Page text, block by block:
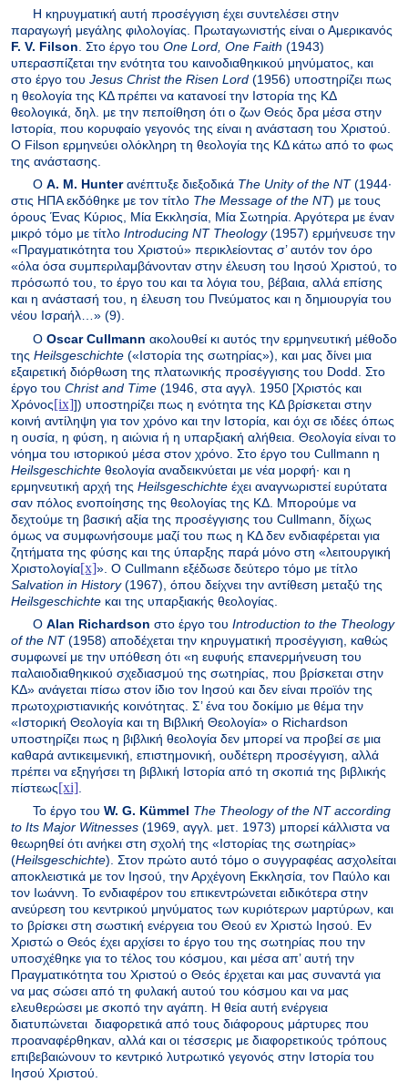
Η κηρυγματική αυτή προσέγγιση έχει συντελέσει στην
παραγωγή μεγάλης φιλολογίας. Πρωταγωνιστής είναι ο Αμερικανός
F. V. Filson. Στο έργο του One Lord, One Faith (1943)
υπερασπίζεται την ενότητα του καινοδιαθηκικού μηνύματος, και
στο έργο του Jesus Christ the Risen Lord (1956) υποστηρίζει πως
η θεολογία της ΚΔ πρέπει να κατανοεί την Ιστορία της ΚΔ
θεολογικά, δηλ. με την πεποίθηση ότι ο ζων Θεός δρα μέσα στην
Ιστορία, που κορυφαίο γεγονός της είναι η ανάσταση του Χριστού.
Ο Filson ερμηνεύει ολόκληρη τη θεολογία της ΚΔ κάτω από το φως
της ανάστασης.
Ο A. M. Hunterανέπτυξε διεξοδικά The Unity of the NT(1944·
στις ΗΠΑ εκδόθηκε με τον τίτλο The Message of the NT) με τους
όρους Ένας Κύριος, Μία Εκκλησία, Μία Σωτηρία. Αργότερα με έναν
μικρό τόμο με τίτλο Introducing NT Theology(1957) ερμήνευσε την
«Πραγματικότητα του Χριστού» περικλείοντας σ’ αυτόν τον όρο
«όλα όσα συμπεριλαμβάνονταν στην έλευση του Ιησού Χριστού, το
πρόσωπό του, το έργο του και τα λόγια του, βέβαια, αλλά επίσης
και η ανάστασή του, η έλευση του Πνεύματος και η δημιουργία του
νέου Ισραήλ…» (9).
Ο Oscar Cullmann ακολουθεί κι αυτός την ερμηνευτική μέθοδο
της Heilsgeschichte («Ιστορία της σωτηρίας»), και μας δίνει μια
εξαιρετική διόρθωση της πλατωνικής προσέγγισης του Dodd . Στο
έργο του Christ and Time (1946, στα αγγλ. 1950 [Χριστός και
Χρόνος[ix]]) υποστηρίζει πως η ενότητα της ΚΔ βρίσκεται στην
κοινή αντίληψη για τον χρόνο και την Ιστορία, και όχι σε ιδέες όπως
η ουσία, η φύση, η αιώνια ή η υπαρξιακή αλήθεια. Θεολογία είναι το
νόημα του ιστορικού μέσα στον χρόνο. Στο έργο του Cullmann η
Heilsgeschichte θεολογία αναδεικνύεται με νέα μορφή· και η
ερμηνευτική αρχή της Heilsgeschichte έχει αναγνωριστεί ευρύτατα
σαν πόλος ενοποίησης της θεολογίας της ΚΔ. Μπορούμε να
δεχτούμε τη βασική αξία της προσέγγισης του Cullmann , δίχως
όμως να συμφωνήσουμε μαζί του πως η ΚΔ δεν ενδιαφέρεται για
ζητήματα της φύσης και της ύπαρξης παρά μόνο στη «λειτουργική
Χριστολογία[x]». Ο Cullmann εξέδωσε δεύτερο τόμο με τίτλο
Salvation in History(1967), όπου δείχνει την αντίθεση μεταξύ της
Heilsgeschichte και της υπαρξιακής θεολογίας.
Ο Alan Richardson στο έργο του Introduction to the Theology
of the NT(1958) αποδέχεται την κηρυγματική προσέγγιση, καθώς
συμφωνεί με την υπόθεση ότι «η ευφυής επανερμήνευση του
παλαιοδιαθηκικού σχεδιασμού της σωτηρίας, που βρίσκεται στην
ΚΔ» ανάγεται πίσω στον ίδιο τον Ιησού και δεν είναι προϊόν της
πρωτοχριστιανικής κοινότητας. Σ’ ένα του δοκίμιο με θέμα την
«Ιστορική Θεολογία και τη Βιβλική Θεολογία» ο Richardson
υποστηρίζει πως η βιβλική θεολογία δεν μπορεί να προβεί σε μια
καθαρά αντικειμενική, επιστημονική, ουδέτερη προσέγγιση, αλλά
πρέπει να εξηγήσει τη βιβλική Ιστορία από τη σκοπιά της βιβλικής
πίστεως[xi]
Το έργο του W. G. Kümmel The Theology of the NT according
to Its Major Witnesses (1969, αγγλ. μετ. 1973) μπορεί κάλλιστα να
θεωρηθεί ότι ανήκει στη σχολή της «Ιστορίας της σωτηρίας»
(Heilsgeschichte). Στον πρώτο αυτό τόμο ο συγγραφέας ασχολείται
αποκλειστικά με τον Ιησού, την Αρχέγονη Εκκλησία, τον Παύλο και
τον Ιωάννη. Το ενδιαφέρον του επικεντρώνεται ειδικότερα στην
ανεύρεση του κεντρικού μηνύματος των κυριότερων μαρτύρων, και
το βρίσκει στη σωστική ενέργεια του Θεού εν Χριστώ Ιησού. Εν
Χριστώ ο Θεός έχει αρχίσει το έργο του της σωτηρίας που την
υποσχέθηκε για το τέλος του κόσμου, και μέσα απ’ αυτή την
Πραγματικότητα του Χριστού ο Θεός έρχεται και μας συναντά για
να μας σώσει από τη φυλακή αυτού του κόσμου και να μας
ελευθερώσει με σκοπό την αγάπη. Η θεία αυτή ενέργεια
διατυπώνεται διαφορετικά από τους διάφορους μάρτυρες που
προαναφέρθηκαν, αλλά και οι τέσσερις με διαφορετικούς τρόπους
επιβεβαιώνουν το κεντρικό λυτρωτικό γεγονός στην Ιστορία του
Ιησού Χριστού.